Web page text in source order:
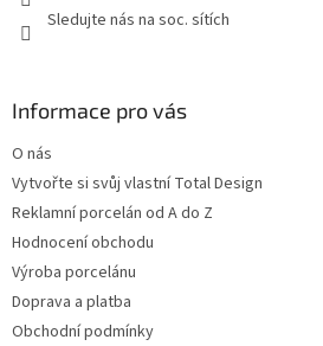
Sledujte nás na soc. sítích
Informace pro vás
O nás
Vytvořte si svůj vlastní Total Design
Reklamní porcelán od A do Z
Hodnocení obchodu
Výroba porcelánu
Doprava a platba
Obchodní podmínky